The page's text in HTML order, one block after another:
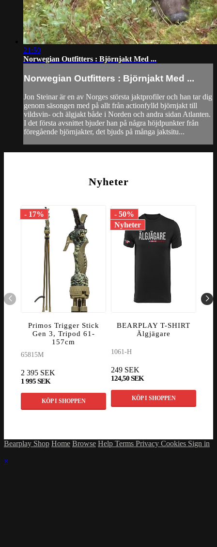
21:50
Norwegian Outfitters : Björnjakt Med ...
Norwegian Outfitters : Björnjakt Med ...
Jon Steinar är en av Norges största jaktprofiler och han tar dig
genom säsongen med på allt från actionfylld björnjakt till
vildsvin- och älgjakt både i Norden och andra sidan Atlanten.
I det första avsnittet bjuder han på några höjdpunkter från
föregående björnjakter, det bjuds på många jaktsitu...
Nyheter
- 17%
Primos Trigger Stick
Gen 3, Tripod 61-
157cm
65815M
2 395 SEK
1 995 SEK
KÖP I SHOPPEN
- 50%
Nyheter
BEARPLAY T-SHIRT
Älgjägare
1061-H
249 SEK
124,50 SEK
KÖP I SHOPPEN
Bearplay Shop Home Browse Help Terms Privacy Cookies Sign in
×